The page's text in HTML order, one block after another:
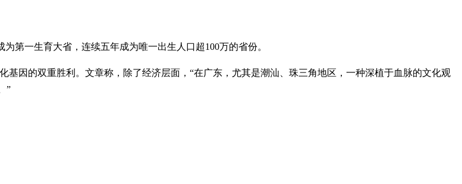
第一生育大省，连续五年成为唯一出生人口超100万的省份。
基因的双重胜利。文章称，除了经济层面，“在广东，尤其是潮汕、珠三角地区，一种深植于血脉的文化观
”